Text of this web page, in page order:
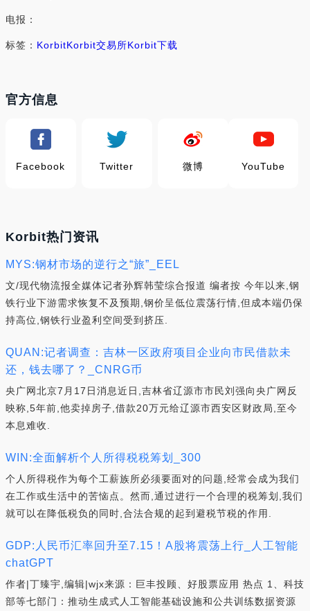
电报：
标签： KorbitKorbit交易所Korbit下载
官方信息
Facebook Twitter 微博 YouTube
Korbit热门资讯
MYS:钢材市场的逆行之“旅”_EEL
文/现代物流报全媒体记者孙辉韩莹综合报道 编者按 今年以来,钢
铁行业下游需求恢复不及预期,钢价呈低位震荡行情,但成本端仍保
持高位,钢铁行业盈利空间受到挤压.
QUAN:记者调查：吉林一区政府项目企业向市民借款未
还，钱去哪了？_CNRG币
央广网北京7月17日消息近日,吉林省辽源市市民刘强向央广网反
映称,5年前,他卖掉房子,借款20万元给辽源市西安区财政局,至今
本息难收.
WIN:全面解析个人所得税税筹划_300
个人所得税作为每个工薪族所必须要面对的问题,经常会成为我们
在工作或生活中的苦恼点。然而,通过进行一个合理的税筹划,我们
就可以在降低税负的同时,合法合规的起到避税节税的作用.
GDP:人民币汇率回升至7.15！A股将震荡上行_人工智能
chatGPT
作者|丁臻宇,编辑|wjx来源：巨丰投顾、好股票应用 热点 1、科技
部等七部门：推动生成式人工智能基础设施和公共训练数据资源